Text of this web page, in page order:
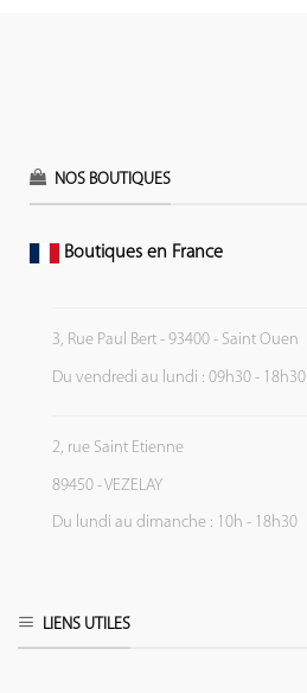
NOS BOUTIQUES
Boutiques en France
3, Rue Paul Bert - 93400 - Saint Ouen
Du vendredi au lundi : 09h30 - 18h30
2, rue Saint Etienne
89450 - VEZELAY
Du lundi au dimanche : 10h - 18h30
LIENS UTILES